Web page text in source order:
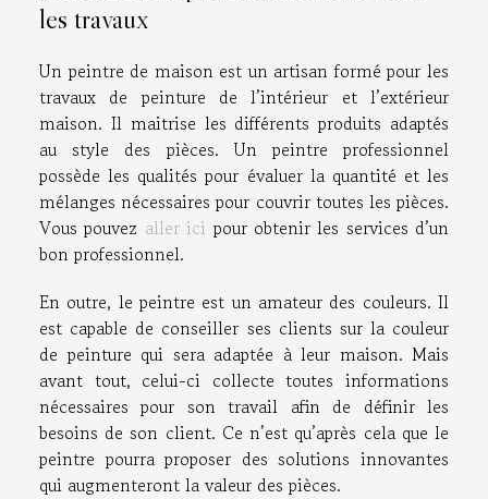
les travaux
Un peintre de maison est un artisan formé pour les
travaux de peinture de l’intérieur et l’extérieur
maison. Il maitrise les différents produits adaptés
au style des pièces. Un peintre professionnel
possède les qualités pour évaluer la quantité et les
mélanges nécessaires pour couvrir toutes les pièces.
Vous pouvez aller ici pour obtenir les services d’un
bon professionnel.
En outre, le peintre est un amateur des couleurs. Il
est capable de conseiller ses clients sur la couleur
de peinture qui sera adaptée à leur maison. Mais
avant tout, celui-ci collecte toutes informations
nécessaires pour son travail afin de définir les
besoins de son client. Ce n’est qu’après cela que le
peintre pourra proposer des solutions innovantes
qui augmenteront la valeur des pièces.